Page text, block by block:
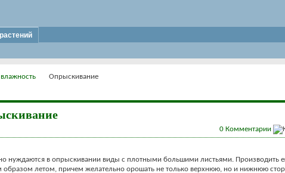
Опрыскивание
0 Комментарии
нуждаются в опрыскивании виды с плотными большими листьями. Производить
образом летом, причем желательно орошать не только верхнюю, но и нижнюю